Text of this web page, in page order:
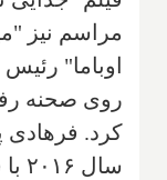
مراسم نیز
اوباما"
روی صحنه
کرد. فرهادی